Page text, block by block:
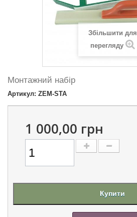
Збільшити для
перегляду
Монтажний набір
Артикул: ZEM-STA
1 000,00 грн
Купити